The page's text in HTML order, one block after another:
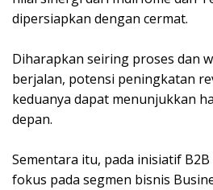
dipersiapkan dengan cermat.
Diharapkan seiring proses dan
berjalan, potensi peningkatan
keduanya dapat menunjukkan
depan.
Sementara itu, pada inisiatif
fokus pada segmen bisnis